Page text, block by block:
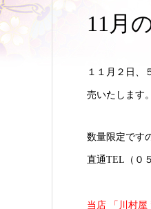
11月
１１月２日、
売いたします。
数量限定です
直通TEL（０
当店 「川村屋